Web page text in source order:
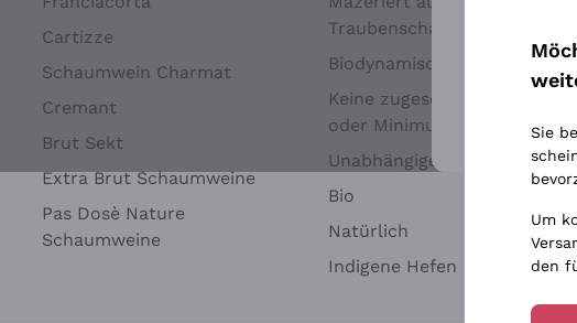
Cartizze
Schaumwein Charmat
Cremant
Brut Sekt
Extra Brut Schaumweine
Pas Dosè Nature
Schaumweine
Traubenschalen
Biodynamisch
Keine zugesetzten Sulfite
oder Minimum
Unabhängige Weinbauern
Bio
Natürlich
Indigene Hefen
Weitere
Sie
Um
den